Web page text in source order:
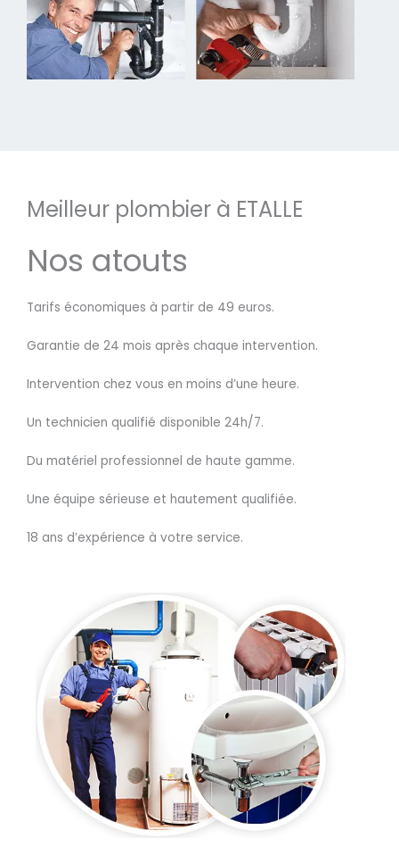
Meilleur plombier à ETALLE
Nos atouts
Tarifs économiques à partir de 49 euros.
Garantie de 24 mois après chaque intervention.
Intervention chez vous en moins d’une heure.
Un technicien qualifié disponible 24h/7.
Du matériel professionnel de haute gamme.
Une équipe sérieuse et hautement qualifiée.
18 ans d’expérience à votre service.